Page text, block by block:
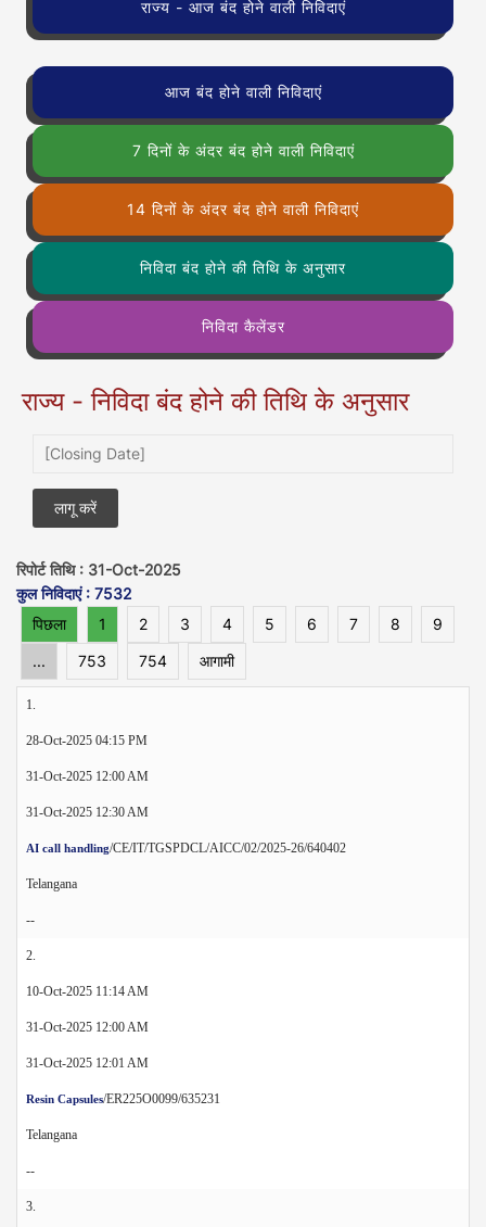
राज्य - आज बंद होने वाली निविदाएं
आज बंद होने वाली निविदाएं
7 दिनों के अंदर बंद होने वाली निविदाएं
14 दिनों के अंदर बंद होने वाली निविदाएं
निविदा बंद होने की तिथि के अनुसार
निविदा कैलेंडर
राज्य - निविदा बंद होने की तिथि के अनुसार
रिपोर्ट तिथि : 31-Oct-2025
कुल निविदाएं : 7532
पिछला
1 2 3 4 5 6 7 8
9
...
753 754 आगामी
1.
28-Oct-2025 04:15 PM
31-Oct-2025 12:00 AM
31-Oct-2025 12:30 AM
AI call handling/CE/IT/TGSPDCL/AICC/02/2025-26/640402
Telangana
--
2.
10-Oct-2025 11:14 AM
31-Oct-2025 12:00 AM
31-Oct-2025 12:01 AM
Resin Capsules/ER225O0099/635231
Telangana
--
3.